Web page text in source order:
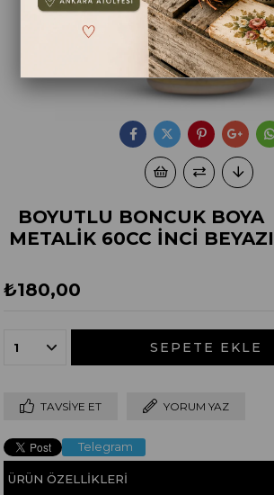
BOYUTLU BONCUK BOYA
METALİK 60CC İNCİ BEYAZI
₺180,00
TAVSIYE ET YORUM YAZ
Telegram
ÜRÜN ÖZELLIKLERI